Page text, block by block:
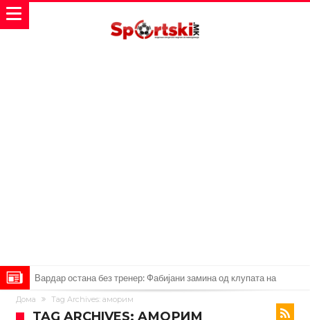
Мурињо: Несреќникот ни дојде неподготвен во Мадрид
Тетоважата на Габриел стана предмет на потсмев: Навивачите го
Дома Tag Archives: aморим
TAG ARCHIVES: AМОРИМ